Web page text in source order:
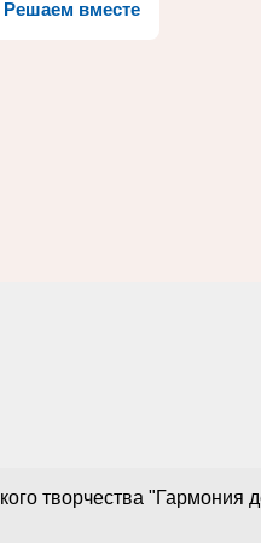
Решаем вместе
творчества "Гармония